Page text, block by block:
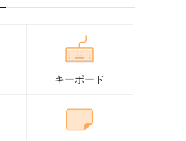
キーボード